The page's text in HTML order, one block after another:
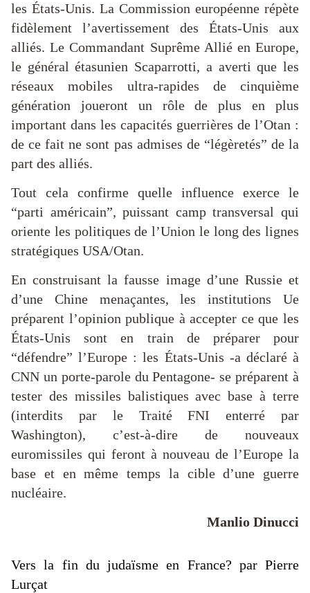
les États-Unis. La Commission européenne répète
fidèlement l’avertissement des États-Unis aux
alliés. Le Commandant Suprême Allié en Europe,
le général étasunien Scaparrotti, a averti que les
réseaux mobiles ultra-rapides de cinquième
génération joueront un rôle de plus en plus
important dans les capacités guerrières de l’Otan :
de ce fait ne sont pas admises de “légèretés” de la
part des alliés.
Tout cela confirme quelle influence exerce le
“parti américain”, puissant camp transversal qui
oriente les politiques de l’Union le long des lignes
stratégiques USA/Otan.
En construisant la fausse image d’une Russie et
d’une Chine menaçantes, les institutions Ue
préparent l’opinion publique à accepter ce que les
États-Unis sont en train de préparer pour
“défendre” l’Europe : les États-Unis -a déclaré à
CNN un porte-parole du Pentagone- se préparent à
tester des missiles balistiques avec base à terre
(interdits par le Traité FNI enterré par
Washington), c’est-à-dire de nouveaux
euromissiles qui feront à nouveau de l’Europe la
base et en même temps la cible d’une guerre
nucléaire.
Manlio Dinucci
Vers la fin du judaïsme en France? par Pierre
Lurçat